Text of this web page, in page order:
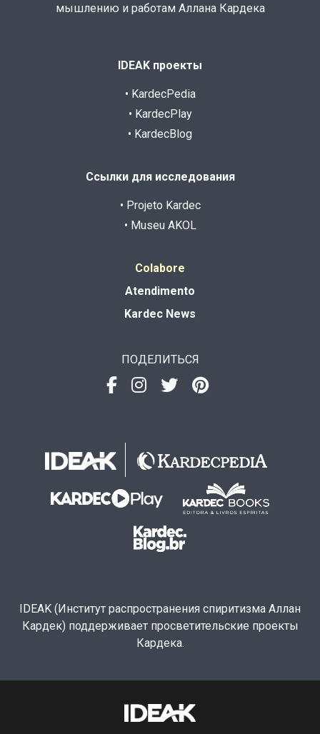
мышлению и работам Аллана Кардека
IDEAK проекты
• KardecPedia
• KardecPlay
• KardecBlog
Ссылки для исследования
• Projeto Kardec
• Museu AKOL
Colabore
Atendimento
Kardec News
ПОДЕЛИТЬСЯ
IDEAK (Институт распространения спиритизма Аллан
Кардек) поддерживает просветительские проекты
Кардека.